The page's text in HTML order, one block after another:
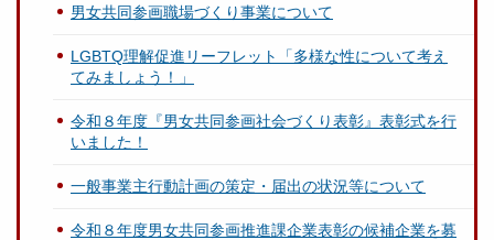
男女共同参画職場づくり事業について
LGBTQ理解促進リーフレット「多様な性について考え
てみましょう！」
令和８年度『男女共同参画社会づくり表彰』表彰式を行
いました！
一般事業主行動計画の策定・届出の状況等について
令和８年度男女共同参画推進課企業表彰の候補企業を募